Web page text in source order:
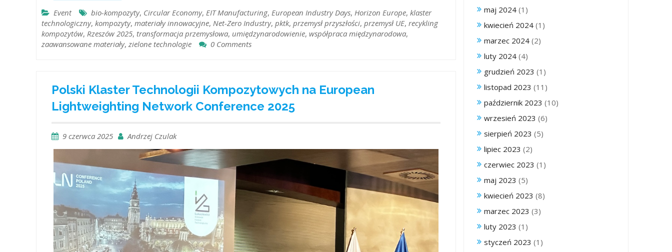
Event bio-kompozyty, Circular Economy, EIT Manufacturing, European Industry Days, Horizon Europe, klaster
technologiczny, kompozyty, materiały innowacyjne, Net-Zero Industry, pktk, przemysł przyszłości, przemysł UE, recykling
kompozytów, Rzeszów 2025, transformacja przemysłowa, umiędzynarodowienie, współpraca międzynarodowa,
zaawansowane materiały, zielone technologie 0 Comments
Polski Klaster Technologii Kompozytowych na European
Lightweighting Network Conference 2025
9 czerwca 2025 Andrzej Czulak
maj 2024 (1)
kwiecień 2024 (1)
marzec 2024 (2)
luty 2024 (4)
grudzień 2023 (1)
listopad 2023 (11)
październik 2023 (10)
wrzesień 2023 (6)
sierpień 2023 (5)
lipiec 2023 (2)
czerwiec 2023 (1)
maj 2023 (5)
kwiecień 2023 (8)
marzec 2023 (3)
luty 2023 (1)
styczeń 2023 (1)